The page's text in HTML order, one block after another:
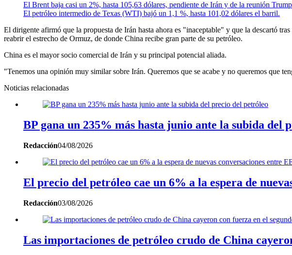
El Brent baja casi un 2%, hasta 105,63 dólares, pendiente de Irán y de la reunión
El petróleo intermedio de Texas (WTI) bajó un 1,1 %, hasta 101,02 dólares el barril.
El dirigente afirmó que la propuesta de Irán hasta ahora es "inaceptable" y que la descartó
reabrir el estrecho de Ormuz, de donde China recibe gran parte de su petróleo.
China es el mayor socio comercial de Irán y su principal potencial aliada.
"Tenemos una opinión muy similar sobre Irán. Queremos que se acabe y no queremos que
Noticias relacionadas
BP gana un 235% más hasta junio ante la subida del
Redacción04/08/2026
El precio del petróleo cae un 6% a la espera de
Redacción03/08/2026
Las importaciones de petróleo crudo de China